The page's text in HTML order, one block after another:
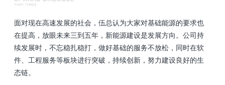
面对现在高速发展的社会，伍总认为大家对基础能源的要求也
在提高，放眼未来三到五年，新能源建设是发展方向。公司持
续发展时，不忘稳扎稳打，做好基础的服务不放松，同时在软
件、工程服务等板块进行突破，持续创新，努力建设良好的生
态链。